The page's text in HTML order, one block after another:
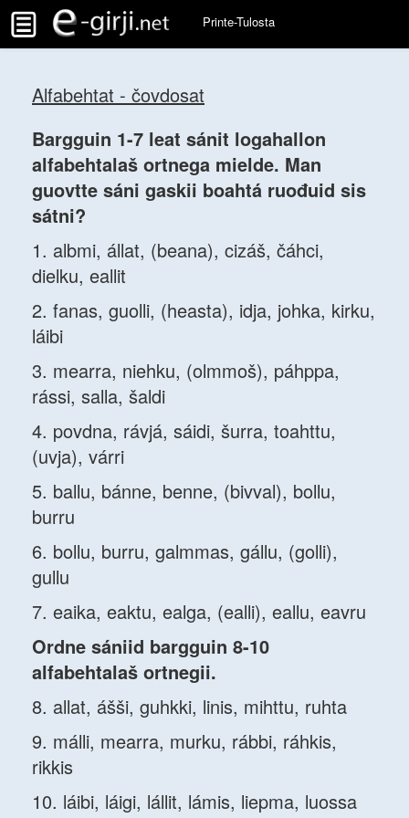
Printe-Tulosta
Alfabehtat - čovdosat
Bargguin 1-7 leat sánit logahallon
alfabehtalaš ortnega mielde. Man
guovtte sáni gaskii boahtá ruođuid sis
sátni?
1. albmi, állat, (beana), cizáš, čáhci,
dielku, eallit
2. fanas, guolli, (heasta), idja, johka, kirku,
láibi
3. mearra, niehku, (olmmoš), páhppa,
rássi, salla, šaldi
4. povdna, rávjá, sáidi, šurra, toahttu,
(uvja), várri
5. ballu, bánne, benne, (bivval), bollu,
burru
6. bollu, burru, galmmas, gállu, (golli),
gullu
7. eaika, eaktu, ealga, (ealli), eallu, eavru
Ordne sániid bargguin 8-10
alfabehtalaš ortnegii.
8. allat, ášši, guhkki, linis, mihttu, ruhta
9. málli, mearra, murku, rábbi, ráhkis,
rikkis
10. láibi, láigi, lállit, lámis, liepma, luossa